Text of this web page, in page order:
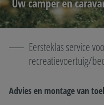
Uw camper en
Eersteklas service
recreatievoertuig/
Advies en montage van